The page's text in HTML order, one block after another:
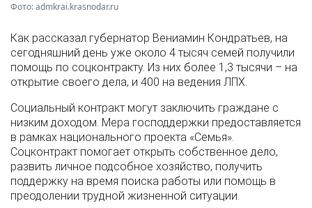
Фото: admkrai.krasnodar.ru
Как рассказал губернатор Вениамин Кондратьев, на
сегодняшний день уже около 4 тысяч семей получили
помощь по соцконтракту. Из них более 1,3 тысячи – на
открытие своего дела, и 400 на ведения ЛПХ.
Социальный контракт могут заключить граждане с
низким доходом. Мера господдержки предоставляется
в рамках национального проекта «Семья».
Соцконтракт помогает открыть собственное дело,
развить личное подсобное хозяйство, получить
поддержку на время поиска работы или помощь в
преодолении трудной жизненной ситуации.